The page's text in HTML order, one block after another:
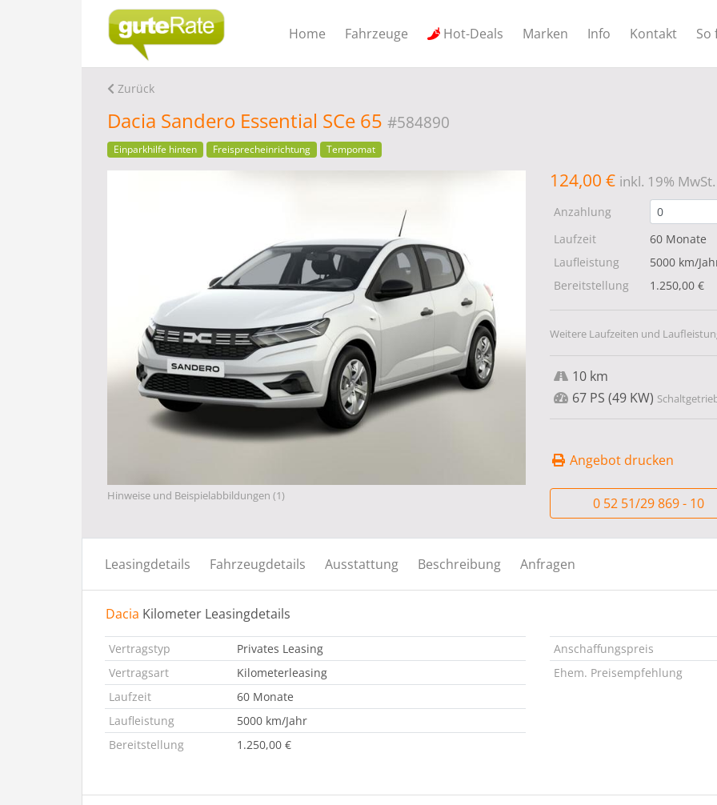
Home Fahrzeuge Hot-Deals Marken Info Kontakt So
Zurück
Dacia Sandero Essential SCe 65 #584890
Einparkhilfe hinten Freisprecheinrichtung Tempomat
Hinweise und Beispielabbildungen (1)
124,00 € inkl. 19% MwSt.
Anzahlung
Laufzeit
60 Monate
Laufleistung
5000 km/
Bereitstellung
1.250,00 €
Weitere Laufzeiten und
10 km
67 PS (49 KW)
Angebot drucken
0 52 51/29 869 - 10
Leasingdetails Fahrzeugdetails Ausstattung Beschreibung Anfragen
Dacia Kilometer Leasingdetails
Vertragstyp
Privates Leasing
Vertragsart
Kilometerleasing
Laufzeit
60 Monate
Laufleistung
5000 km/Jahr
Bereitstellung
1.250,00 €
Anschaffungspreis
Ehem. Preisempfehlung